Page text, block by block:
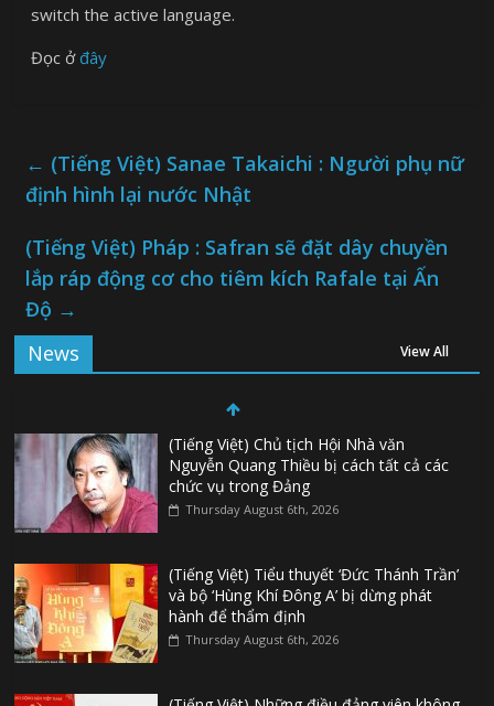
switch the active language.
Đọc ởđây
← (Tiếng Việt) Sanae Takaichi : Người phụ nữ
định hình lại nước Nhật
(Tiếng Việt) Pháp : Safran sẽ đặt dây chuyền
lắp ráp động cơ cho tiêm kích Rafale tại Ấn
Độ →
News
View All
(Tiếng Việt) Chủ tịch Hội Nhà văn
Nguyễn Quang Thiều bị cách tất cả các
chức vụ trong Đảng
Thursday August 6th, 2026
(Tiếng Việt) Tiểu thuyết ‘Đức Thánh Trần’
và bộ ‘Hùng Khí Đông A’ bị dừng phát
hành để thẩm định
Thursday August 6th, 2026